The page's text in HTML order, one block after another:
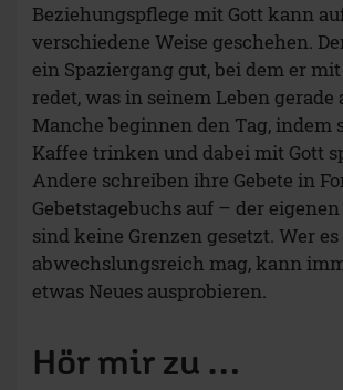
Beziehungspflege mit Gott kann
verschiedene Weise geschehen.
ein Spaziergang gut, bei dem er
redet, was in seinem Leben gerade
Manche beginnen den Tag, indem
Kaffee trinken und dabei mit Gott
Andere schreiben ihre Gebete in
Gebetstagebuchs auf – der
sind keine Grenzen gesetzt. Wer
abwechslungsreich mag, kann
etwas Neues ausprobieren.
Hör mir zu …